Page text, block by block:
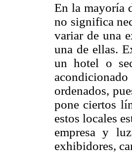
En la mayoría
no significa
variar de una
una de ellas.
un hotel o
ordenados,
pone ciertos
estos locales
empresa y
exhibidores,